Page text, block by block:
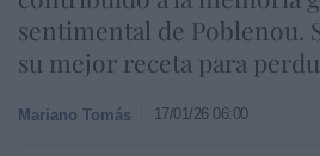
sentimental de Poblenou.
su mejor receta para
Mariano Tomás 17/01/26 06:00